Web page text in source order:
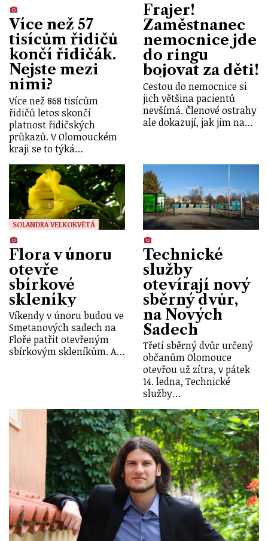
Více než 57
tisícům řidičů
končí řidičák.
Nejste mezi
nimi?
Více než 868 tisícům
řidičů letos skončí
platnost řidičských
průkazů. V Olomouckém
kraji se to týká…
Frajer!
Zaměstnanec
nemocnice jde
do ringu
bojovat za děti!
Cestou do nemocnice si
jich většina pacientů
nevšímá. Členové ostrahy
ale dokazují, jak jim na…
SOLANDRA VELKOKVĚTÁ
Flora v únoru
otevře
sbírkové
skleníky
Víkendy v únoru budou ve
Smetanových sadech na
Floře patřit otevřeným
sbírkovým skleníkům. A…
Technické
služby
otevírají nový
sběrný dvůr,
na Nových
Sadech
Třetí sběrný dvůr určený
občanům Olomouce
otevřou už zítra, v pátek
14. ledna, Technické
služby…